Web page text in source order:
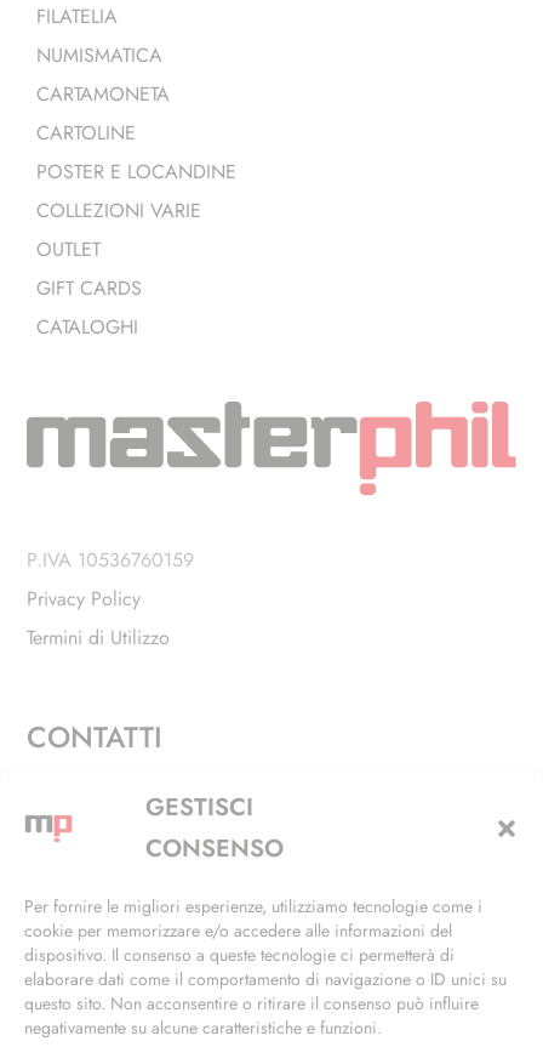
GESTISCI
CONSENSO
Per fornire le migliori esperienze, utilizziamo tecnologie come i
cookie per memorizzare e/o accedere alle informazioni del
dispositivo. Il consenso a queste tecnologie ci permetterà di
elaborare dati come il comportamento di navigazione o ID unici su
questo sito. Non acconsentire o ritirare il consenso può influire
negativamente su alcune caratteristiche e funzioni.
FILATELIA
NUMISMATICA
CARTAMONETA
CARTOLINE
POSTER E LOCANDINE
COLLEZIONI VARIE
OUTLET
GIFT CARDS
CATALOGHI
P.IVA 10536760159
Privacy Policy
Termini di Utilizzo
CONTATTI
Via Alfieri, 27 - Trezzano Sul Naviglio (MI)
+39 02 4846 3155
info@masterphil.it